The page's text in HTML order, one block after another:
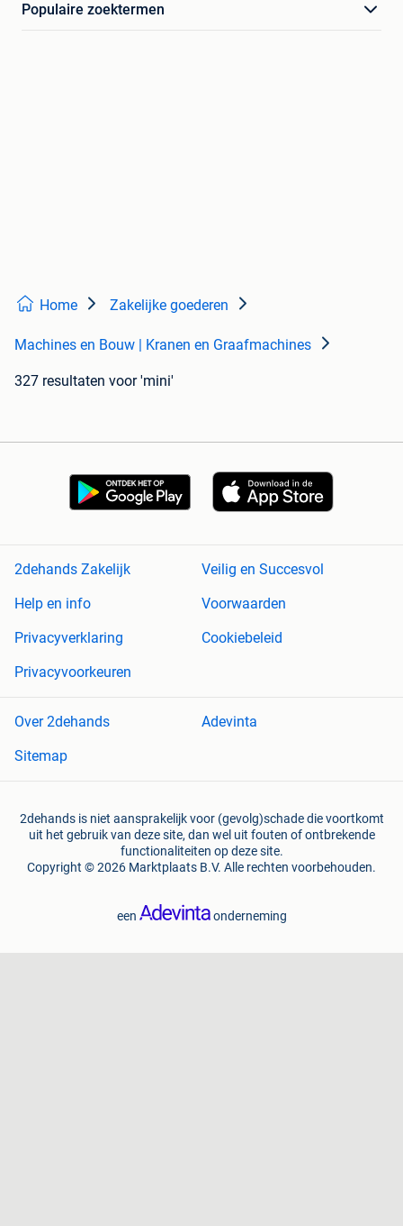
Populaire zoektermen
Home Zakelijke goederen
Machines en Bouw | Kranen en Graafmachines
327 resultaten voor 'mini'
2dehands Zakelijk
Veilig en Succesvol
Help en info
Voorwaarden
Privacyverklaring
Cookiebeleid
Privacyvoorkeuren
Over 2dehands
Adevinta
Sitemap
2dehands is niet aansprakelijk voor (gevolg)schade die voortkomt
uit het gebruik van deze site, dan wel uit fouten of ontbrekende
functionaliteiten op deze site.
Copyright © 2026 Marktplaats B.V. Alle rechten voorbehouden.
een onderneming